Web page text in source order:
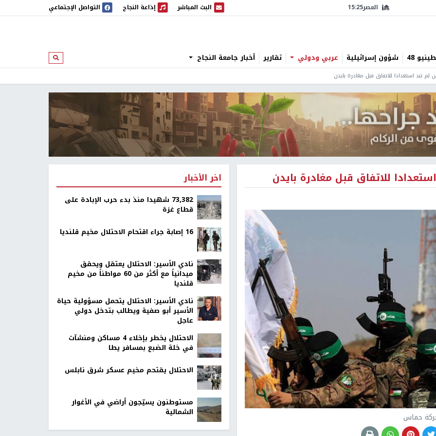
العصر15:25 البث المباشر
البث المباشر إذاعة النجاح
إذاعة النجاح التواصل الإجتماعي
48 شؤون إسرائيلية عربي ودولي تقارير أخبار جامعة النجاح ابحث
تبد استعدادا للاتفاق قبل مغادرة بايدن
للاتفاق قبل مغادرة بايدن
حماس
اخر الأخبار
73,382 شهيدا منذ بدء حرب الإبادة على
قطاع غزة
16 إصابة جراء اقتحام الاحتلال مخيم قلنديا
نادي الأسير: الاحتلال يعتقل ويحقق
ميدانياً مع أكثر من 60 مواطناً من مخيم
قلنديا
نادي الأسير: الاحتلال يتحمل مسؤولية حياة
الأسير أبو صفية ويطالب بتدخل دولي
عاجل
الاحتلال يخطر بإخلاء 4 مساكن ومنشآت
في خلة الضبع بمسافر يطا
الاحتلال يقتحم مخيم عسكر شرق نابلس
مستوطنون يسيّجون أراضي في الأغوار
الشمالية